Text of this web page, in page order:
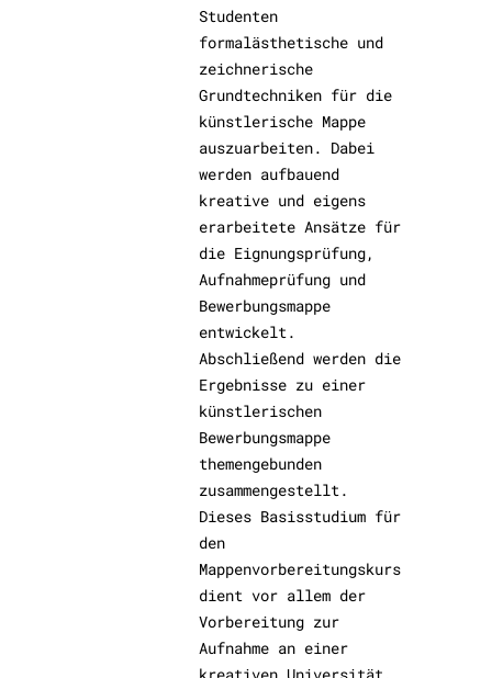
Studenten
formalästhetische und
zeichnerische
Grundtechniken für die
künstlerische Mappe
auszuarbeiten. Dabei
werden aufbauend
kreative und eigens
erarbeitete Ansätze für
die Eignungsprüfung,
Aufnahmeprüfung und
Bewerbungsmappe
entwickelt.
Abschließend werden die
Ergebnisse zu einer
künstlerischen
Bewerbungsmappe
themengebunden
zusammengestellt.
Dieses Basisstudium für
den
Mappenvorbereitungskurs
dient vor allem der
Vorbereitung zur
Aufnahme an einer